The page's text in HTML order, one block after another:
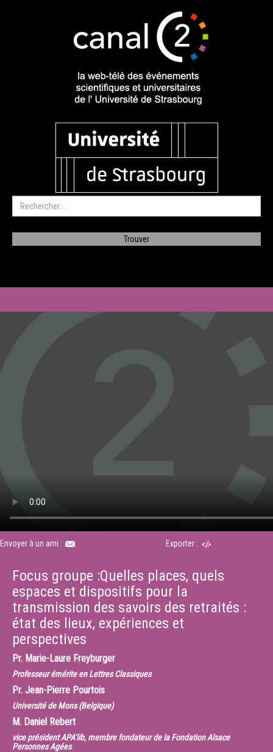
Envoyer à un ami : Exporter :
Focus groupe :Quelles places, quels
espaces et dispositifs pour la
transmission des savoirs des retraités :
état des lieux, expériences et
perspectives
Pr. Marie-Laure Freyburger
Professeur émérite en Lettres Classiques
Pr. Jean-Pierre Pourtois
Université de Mons (Belgique)
M. Daniel Rebert
vice président APA’lib, membre fondateur de la Fondation Alsace
Personnes Agées